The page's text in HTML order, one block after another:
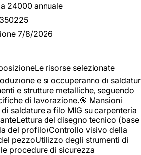
24000 annuale
350225
7/8/2026
risorse selezionate
e si occuperanno di
e strutture metalliche, seguendo
di lavorazione.🎯 Mansioni
saldature a filo MIG su carpenteria
del disegno tecnico (base
del profilo)Controllo visivo della
pezzoUtilizzo degli strumenti di
procedure di sicurezza